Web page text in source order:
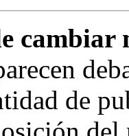
cambiar
de